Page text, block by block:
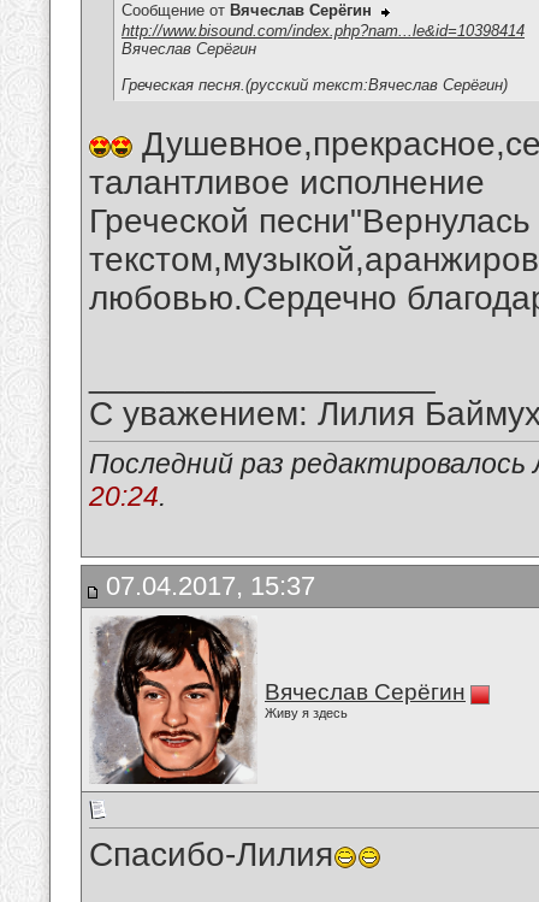
Сообщение от Вячеслав Серёгин
http://www.bisound.com/index.php?nam...le&id=10398414
Вячеслав Серёгин
Греческая песня.(русский текст:Вячеслав Серёгин)
талантливое исполнение
Греческой
любовью.Сердечно
С уважением: Лилия
Последний раз
20:24.
07.04.2017, 15:37
Вячеслав Серёгин
Живу я здесь
Спасибо-Лилия